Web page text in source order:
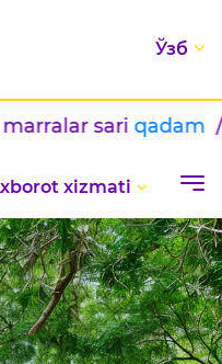
Ўзб
/ / BILIMLAR
xizmati